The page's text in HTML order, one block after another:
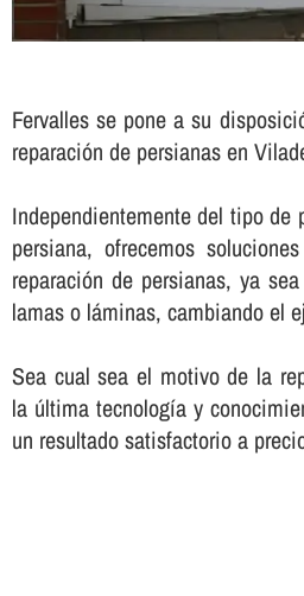
Fervalles se pone a su
reparación de persianas en
Independientemente del tipo de
persiana, ofrecemos
reparación de persianas, ya
lamas o láminas, cambiando el
Sea cual sea el motivo de la
la última tecnologí­a y
un resultado satisfactorio a